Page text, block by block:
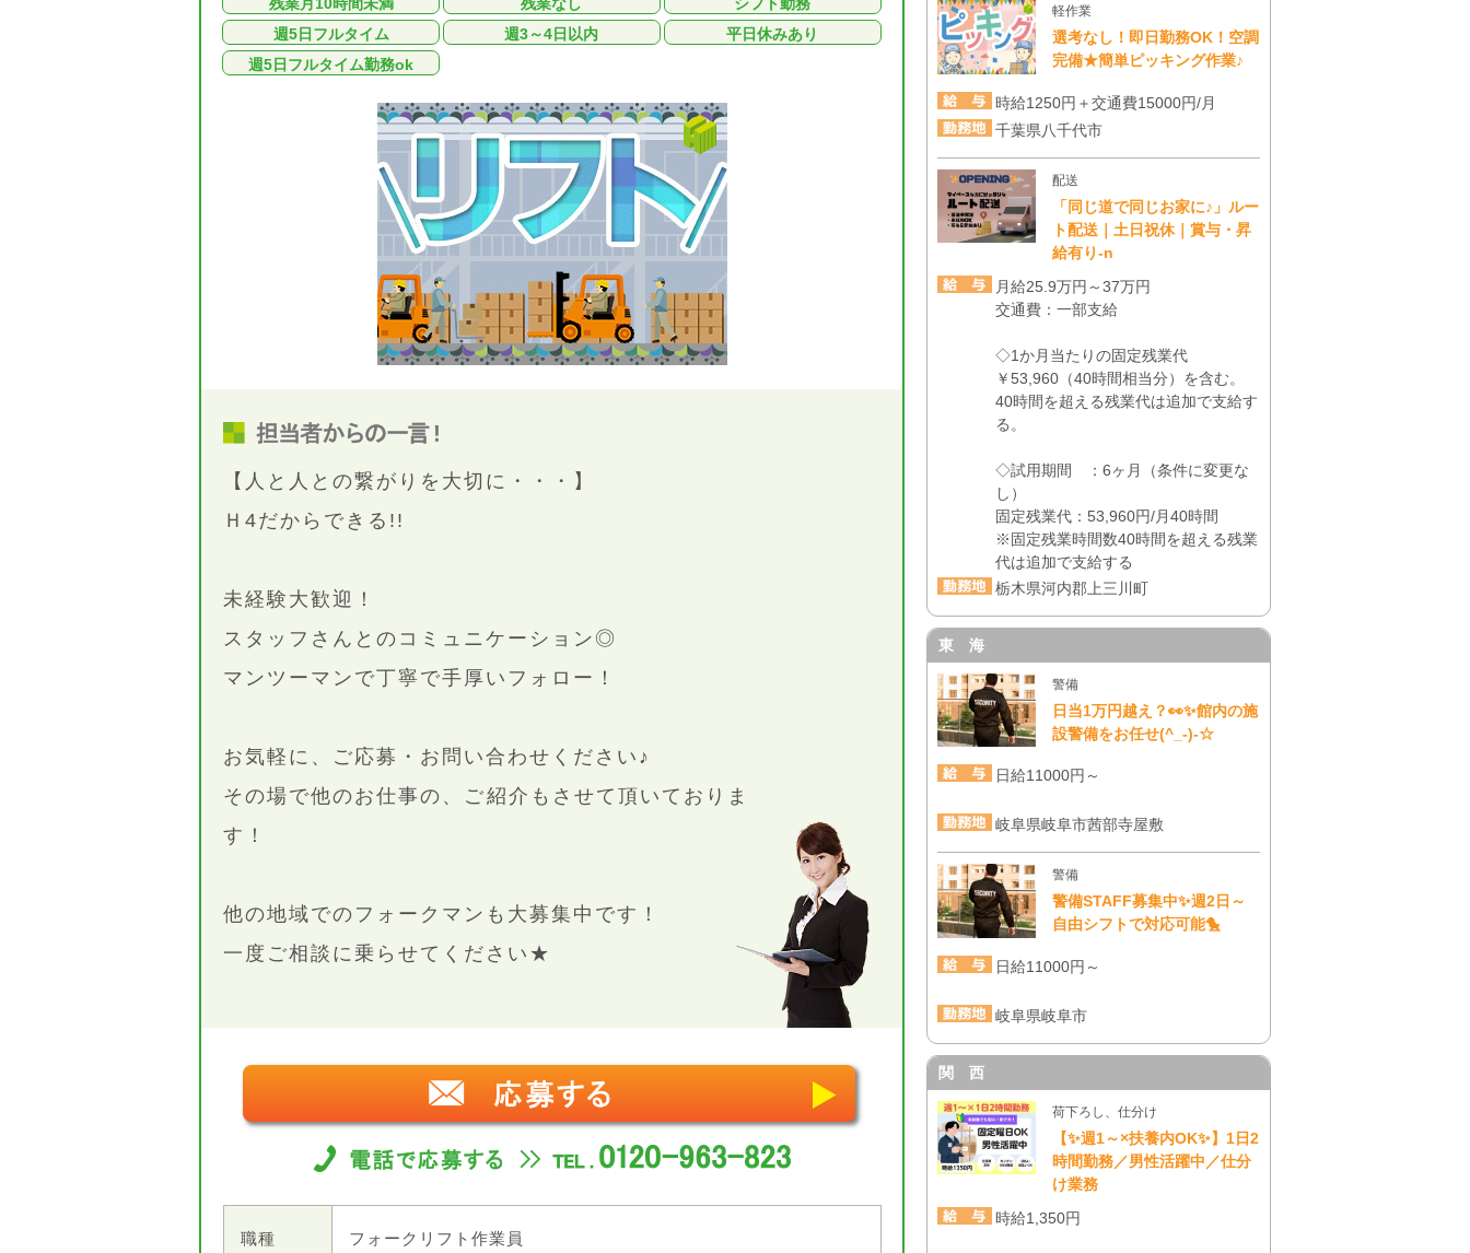
週5日フルタイム
週3～4日以内
平日休みあり
週5日フルタイム勤務ok
【人と人との繋がりを大切に・・・】
Ｈ4だからできる!!
未経験大歓迎！
スタッフさんとのコミュニケーション◎
マンツーマンで丁寧で手厚いフォロー！
お気軽に、ご応募・お問い合わせください♪
その場で他のお仕事の、ご紹介もさせて頂いておりま
す！
他の地域でのフォークマンも大募集中です！
一度ご相談に乗らせてください★
職種 フォークリフト作業員
軽作業
選考なし！即日勤務OK！空調
完備★簡単ピッキング作業♪
時給1250円＋交通費15000円/月
千葉県八千代市
配送
「同じ道で同じお家に♪」ルー
ト配送｜土日祝休｜賞与・昇
給有り-n
月給25.9万円～37万円
交通費：一部支給
◇1か月当たりの固定残業代
￥53,960（40時間相当分）を含む。
40時間を超える残業代は追加で支給す
る。
◇試用期間 ：6ヶ月（条件に変更な
し）
固定残業代：53,960円/月40時間
※固定残業時間数40時間を超える残業
代は追加で支給する
栃木県河内郡上三川町
東 海
警備
日当1万円越え？👀✨館内の施
設警備をお任せ(^_-)-☆
日給11000円～
岐阜県岐阜市茜部寺屋敷
警備
警備STAFF募集中✨週2日～
自由シフトで対応可能🐤
日給11000円～
岐阜県岐阜市
関 西
荷下ろし、仕分け
【✨週1～×扶養内OK✨】1日2
時間勤務／男性活躍中／仕分
け業務
時給1,350円